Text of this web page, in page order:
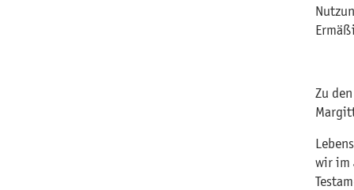
Zu
wir im